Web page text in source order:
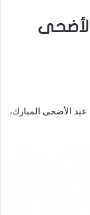
الأضحى المبارك،